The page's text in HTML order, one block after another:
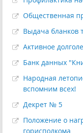
Общественная
Выдача бланков
Активное
Банк данных
Народная
вспомним всех!
Декрет № 5
Положение о
горисполкома